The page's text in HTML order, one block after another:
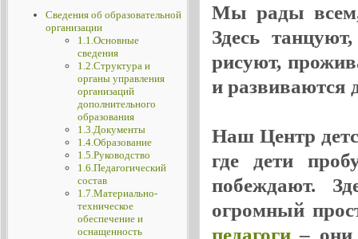
Сведения об образовательной
организации
1.1.Основные
сведения
1.2.Структура и
органы управления
организаций
дополнительного
образования
1.3.Документы
1.4.Образование
1.5.Руководство
1.6.Педагогический
состав
1.7.Материально-
техническое
обеспечение и
оснащенность
Мы рады всем,
Здесь
рисуют,
и развиваются
Наш Центр
где дети
побеждают.
огромный